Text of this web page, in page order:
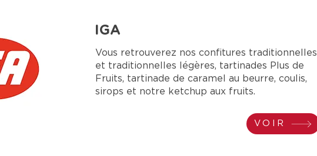
IGA
Vous retrouverez nos confitures traditionnelles
et traditionnelles légères, tartinades Plus de
Fruits, tartinade de caramel au beurre, coulis,
sirops et notre ketchup aux fruits.
VOIR